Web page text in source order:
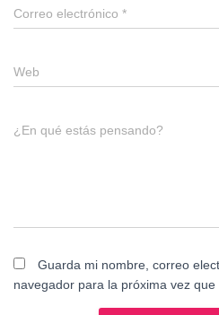
Correo electrónico *
Web
¿En qué estás pensando?
Guarda mi nombre, correo
navegador para la próxima vez que